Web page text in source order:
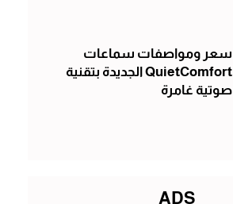
سعر ومواصفات سماعات
QuietComfort الجديدة بتقنية
صوتية غامرة
ADS